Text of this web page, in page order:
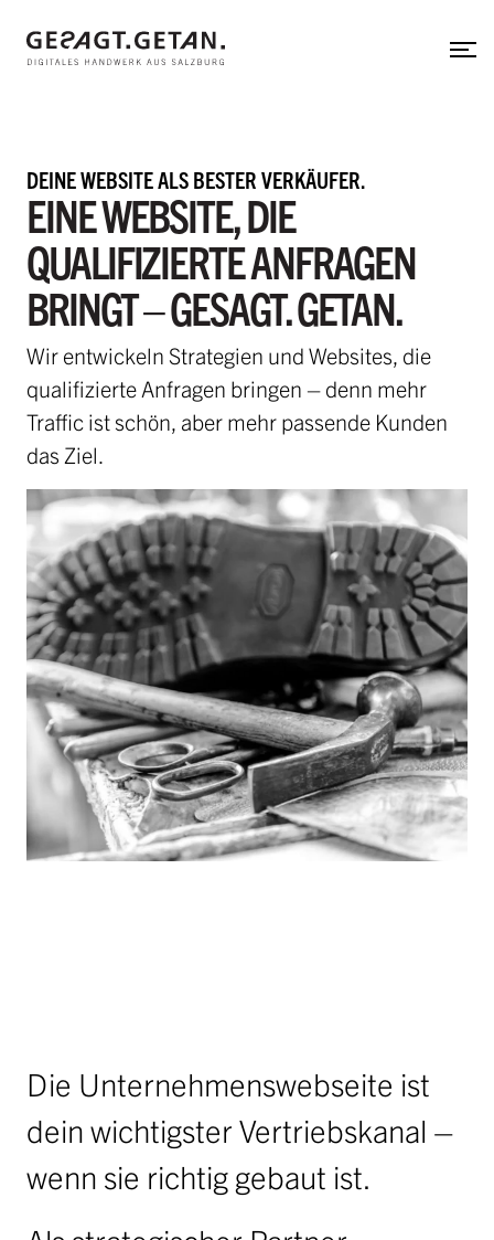
Zum Hauptinhalt
Neos CMS
untermenü einblenden
gesagt.getan.
In aller Kürze
Mit uns arbeiten
Team
Referenzen
Hinter den Kulissen
Herzensprojekte
Jobs
Ausschreibungen
Initiative Österreich 2040
Partner
anfrage
EINE WEBSITE, DIE
QUALIFIZIERTE ANFRAGEN
BRINGT – GESAGT. GETAN.
DEINE WEBSITE ALS BESTER VERKÄUFER.
Wir entwickeln Strategien und Websites, die
qualifizierte Anfragen bringen – denn mehr
Traffic ist schön, aber mehr passende Kunden
das Ziel.
Die Unternehmenswebseite ist
dein wichtigster Vertriebskanal –
wenn sie richtig gebaut ist.